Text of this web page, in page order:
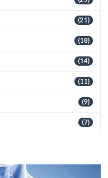
(21)
(18)
(14)
(11)
(9)
(7)